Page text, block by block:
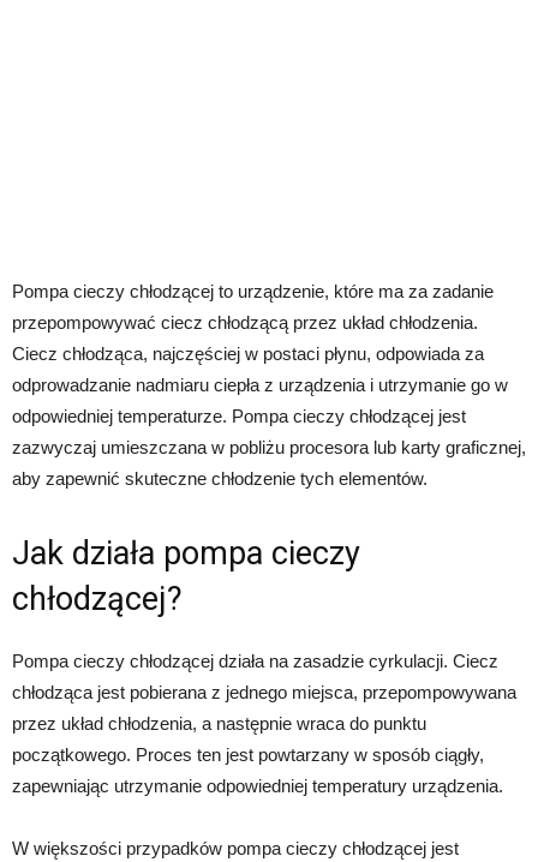
Pompa cieczy chłodzącej to urządzenie, które ma za zadanie
przepompowywać ciecz chłodzącą przez układ chłodzenia.
Ciecz chłodząca, najczęściej w postaci płynu, odpowiada za
odprowadzanie nadmiaru ciepła z urządzenia i utrzymanie go w
odpowiedniej temperaturze. Pompa cieczy chłodzącej jest
zazwyczaj umieszczana w pobliżu procesora lub karty graficznej,
aby zapewnić skuteczne chłodzenie tych elementów.
Jak działa pompa cieczy
chłodzącej?
Pompa cieczy chłodzącej działa na zasadzie cyrkulacji. Ciecz
chłodząca jest pobierana z jednego miejsca, przepompowywana
przez układ chłodzenia, a następnie wraca do punktu
początkowego. Proces ten jest powtarzany w sposób ciągły,
zapewniając utrzymanie odpowiedniej temperatury urządzenia.
W większości przypadków pompa cieczy chłodzącej jest